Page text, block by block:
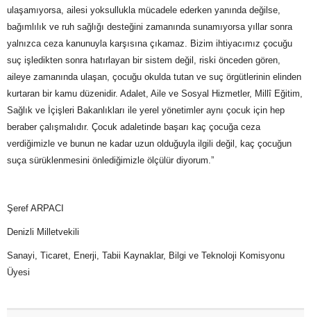
ulaşamıyorsa, ailesi yoksullukla mücadele ederken yanında değilse,
bağımlılık ve ruh sağlığı desteğini zamanında sunamıyorsa yıllar sonra
yalnızca ceza kanunuyla karşısına çıkamaz. Bizim ihtiyacımız çocuğu
suç işledikten sonra hatırlayan bir sistem değil, riski önceden gören,
aileye zamanında ulaşan, çocuğu okulda tutan ve suç örgütlerinin elinden
kurtaran bir kamu düzenidir. Adalet, Aile ve Sosyal Hizmetler, Millî Eğitim,
Sağlık ve İçişleri Bakanlıkları ile yerel yönetimler aynı çocuk için hep
beraber çalışmalıdır. Çocuk adaletinde başarı kaç çocuğa ceza
verdiğimizle ve bunun ne kadar uzun olduğuyla ilgili değil, kaç çocuğun
suça sürüklenmesini önlediğimizle ölçülür diyorum.”
Şeref ARPACI
Denizli Milletvekili
Sanayi, Ticaret, Enerji, Tabii Kaynaklar, Bilgi ve Teknoloji Komisyonu
Üyesi